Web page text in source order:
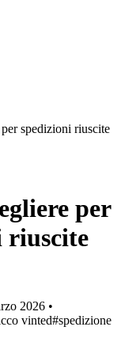
spedizioni riuscite
per
riuscite
2026 •
vinted#spedizione